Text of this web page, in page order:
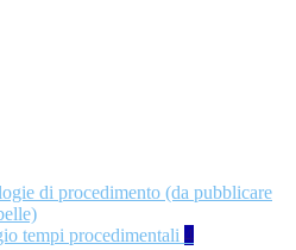
di procedimento (da pubblicare
tempi procedimentali 4